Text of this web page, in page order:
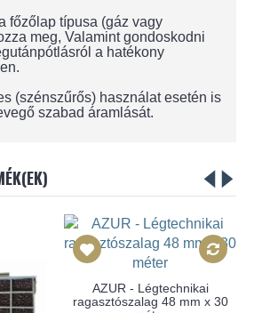
főzőlap típusa (gáz vagy
meg, Valamint gondoskodni
a hatékony
(szénszűrős) használat esetén is
szabad áramlását.
AZUR - Légtechnikai
ragasztószalag 48 mm x 30